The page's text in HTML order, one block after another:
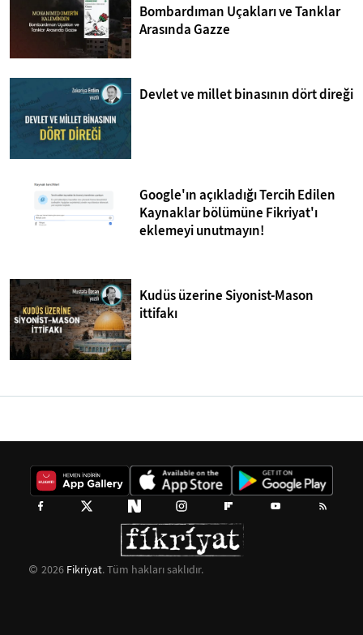
Bombardıman Uçakları ve Tanklar
Arasında Gazze
Devlet ve millet binasının dört direği
Google'ın açıkladığı Tercih Edilen
Kaynaklar bölümüne Fikriyat'ı
eklemeyi unutmayın!
Kudüs üzerine Siyonist-Mason
ittifakı
2026 Fikriyat. Tüm hakları saklıdır.